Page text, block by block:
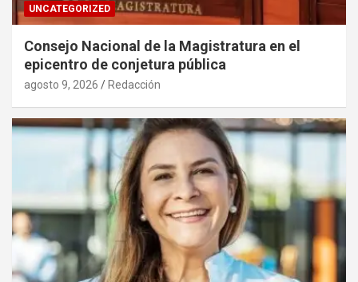
UNCATEGORIZED
Consejo Nacional de la Magistratura en el
epicentro de conjetura pública
agosto 9, 2026 Redacción